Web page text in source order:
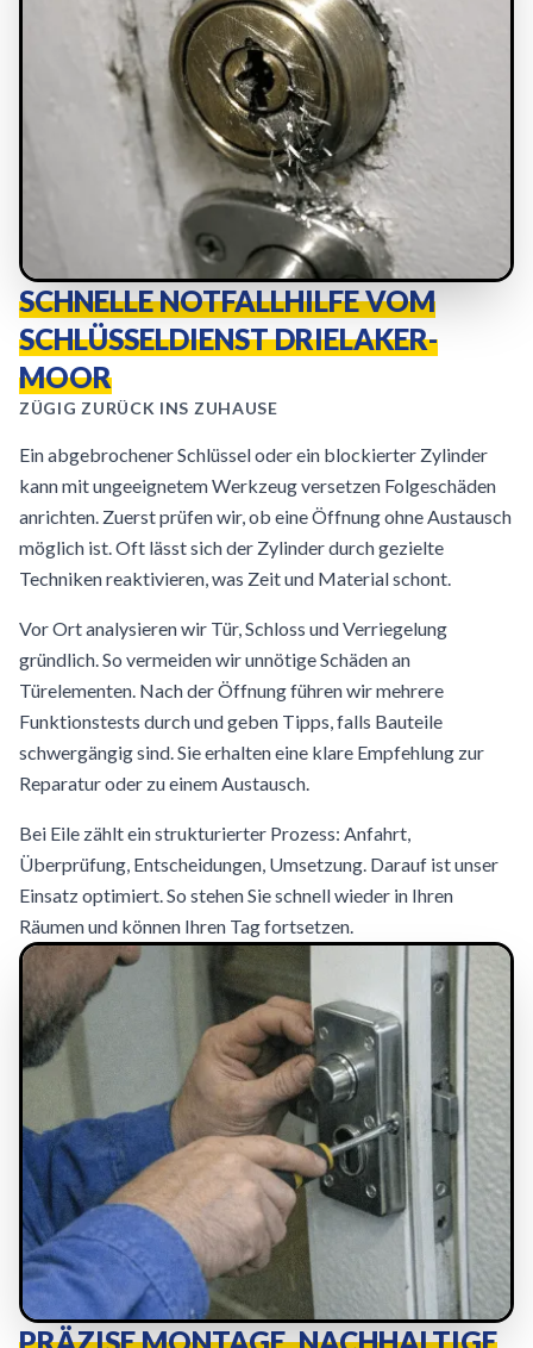
SCHNELLE NOTFALLHILFE VOM
SCHLÜSSELDIENST DRIELAKER-
MOOR
ZÜGIG ZURÜCK INS ZUHAUSE
Ein abgebrochener Schlüssel oder ein blockierter Zylinder
kann mit ungeeignetem Werkzeug versetzen Folgeschäden
anrichten. Zuerst prüfen wir, ob eine Öffnung ohne Austausch
möglich ist. Oft lässt sich der Zylinder durch gezielte
Techniken reaktivieren, was Zeit und Material schont.
Vor Ort analysieren wir Tür, Schloss und Verriegelung
gründlich. So vermeiden wir unnötige Schäden an
Türelementen. Nach der Öffnung führen wir mehrere
Funktionstests durch und geben Tipps, falls Bauteile
schwergängig sind. Sie erhalten eine klare Empfehlung zur
Reparatur oder zu einem Austausch.
Bei Eile zählt ein strukturierter Prozess: Anfahrt,
Überprüfung, Entscheidungen, Umsetzung. Darauf ist unser
Einsatz optimiert. So stehen Sie schnell wieder in Ihren
Räumen und können Ihren Tag fortsetzen.